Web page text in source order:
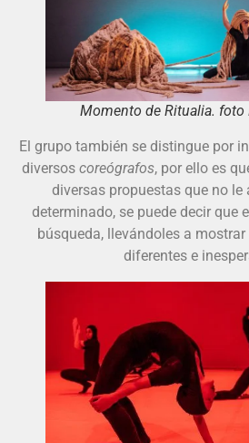
Momento de Ritualia. foto
El grupo también se distingue por
diversos coreógrafos, por ello es
diversas propuestas que no
determinado, se puede decir que
búsqueda, llevándoles a
diferentes e